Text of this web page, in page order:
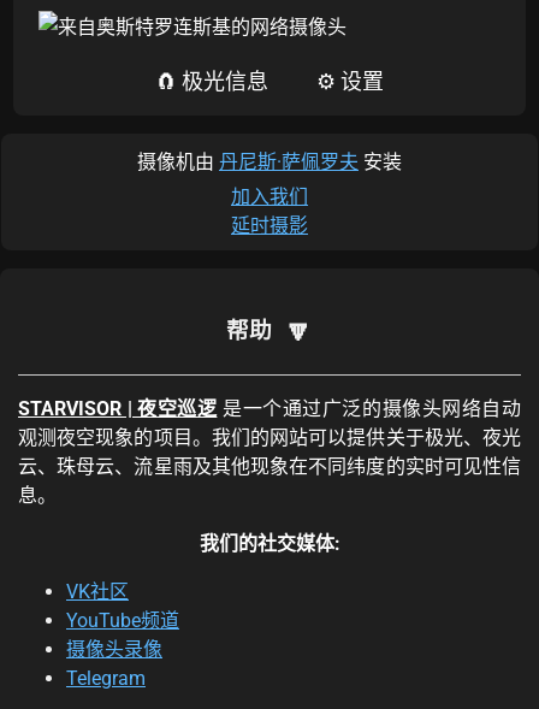
🧲 极光信息 ⚙️ 设置
太阳风:
时间 (UTC) 密度 速度
预测: 10:02:32 0.9 3 393.4
极光地图:
摄像机由 丹尼斯·萨佩罗夫 安装
加入我们
延时摄影
帮助 🔽
STARVISOR | 夜空巡逻是一个通过广泛的摄像头网络自动
观测夜空现象的项目。我们的网站可以提供关于极光、夜光
云、珠母云、流星雨及其他现象在不同纬度的实时可见性信
息。
我们的社交媒体:
VK社区
YouTube频道
摄像头录像
Telegram